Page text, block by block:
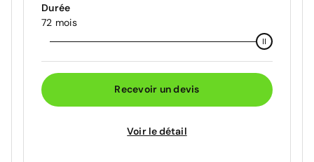
Durée
72 mois
Recevoir un devis
Voir le détail